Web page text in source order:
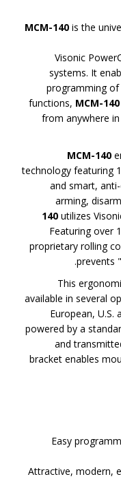
MCM-140 is the
Visonic
systems. It
programming
functions, MCM-140
from anywhere
MCM-140
technology featuring
and smart,
arming,
140 utilizes
Featuring over
proprietary rolling
prevents
This
available in several
European,
powered by a
and
bracket enables
Easy
Attractive, modern,